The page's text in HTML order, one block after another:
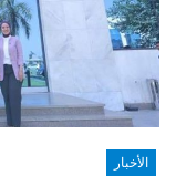
الأخبار